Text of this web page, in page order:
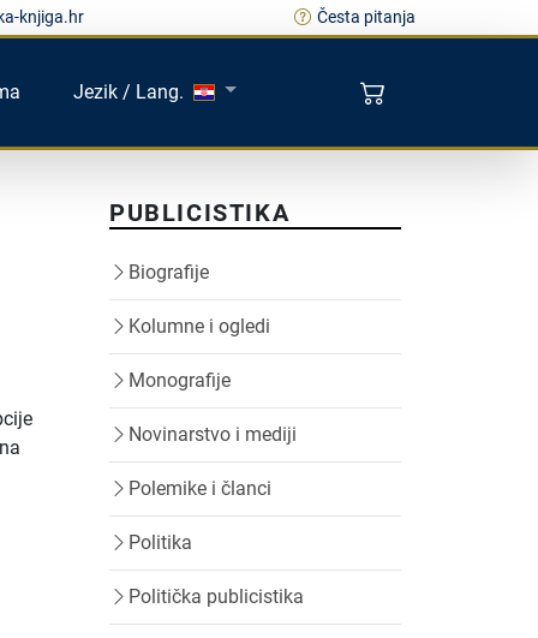
knjiga.hr Česta pitanja
Jezik / Lang.
PUBLICISTIKA
Biografije
Kolumne i ogledi
Monografije
Novinarstvo i mediji
Polemike i članci
Politika
Politička publicistika